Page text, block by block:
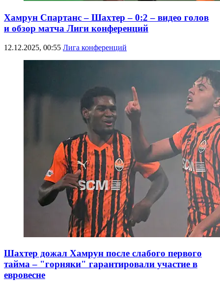
Хамрун Спартанс – Шахтер – 0:2 – видео голов
и обзор матча Лиги конференций
12.12.2025, 00:55 Лига конференций
Шахтер дожал Хамрун после слабого первого
тайма – "горняки" гарантировали участие в
евровесне